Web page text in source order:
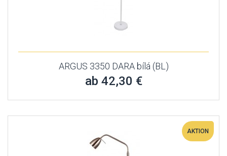
ARGUS 3350 DARA bílá (BL)
ab 42,30 €
AKTION